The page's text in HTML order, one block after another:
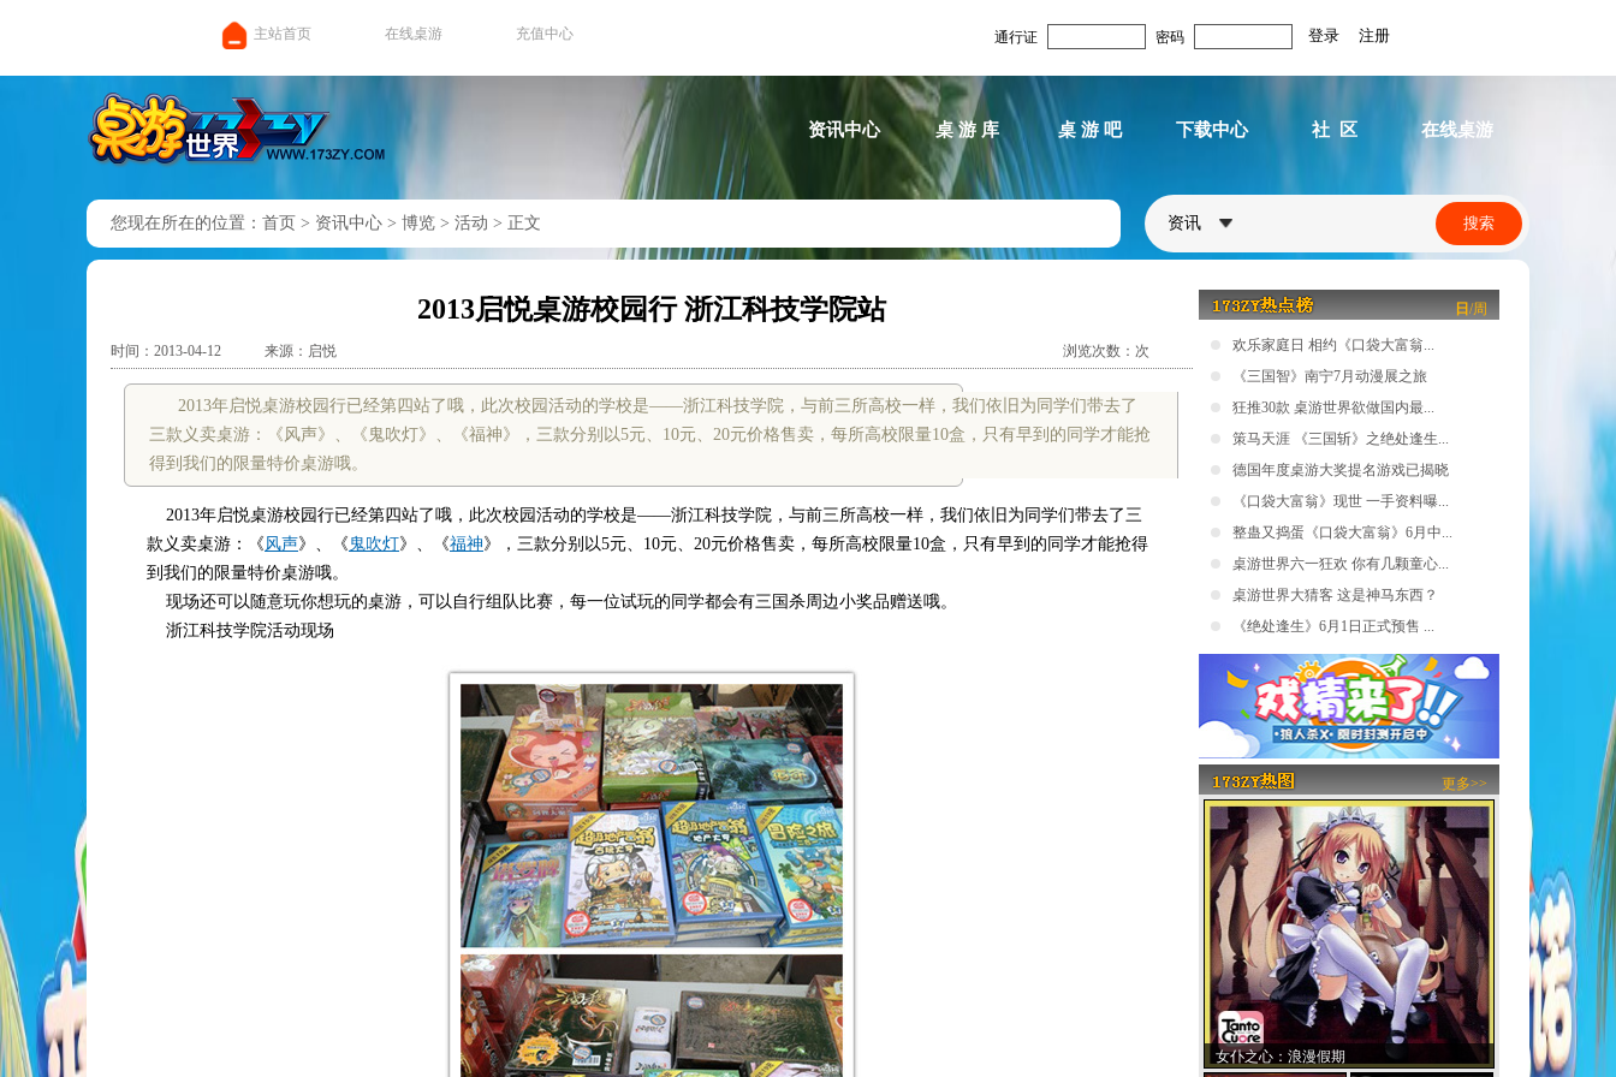
主站首页 在线桌游 充值中心 通行证 密码
资讯中心 桌 游 库 桌 游 吧 下载中心 社 区 在线桌游
您现在所在的位置： 首页 > 资讯中心 > 博览 > 活动 > 正文 资讯
2013启悦桌游校园行 浙江科技学院站
时间：2013-04-12 来源：启悦 浏览次数： 次
2013年启悦桌游校园行已经第四站了哦，此次校园活动的学校是——浙江科技学院，与前三所高校一样，我们依旧为同学们带去了
三款义卖桌游：《风声》、《鬼吹灯》、《福神》，三款分别以5元、10元、20元价格售卖，每所高校限量10盒，只有早到的同学才能抢
得到我们的限量特价桌游哦。
2013年启悦桌游校园行已经第四站了哦，此次校园活动的学校是——浙江科技学院，与前三所高校一样，我们依旧为同学们带去了三
款义卖桌游：《风声》、《 鬼吹灯》、《福神》，三款分别以5元、10元、20元价格售卖，每所高校限量10盒，只有早到的同学才能抢得
到我们的限量特价桌游哦。
现场还可以随意玩你想玩的桌游，可以自行组队比赛，每一位试玩的同学都会有三国杀周边小奖品赠送哦。
浙江科技学院活动现场
日 /周
欢乐家庭日 相约《口袋大富翁...
《三国智》南宁7月动漫展之旅
狂推30款 桌游世界欲做国内最...
策马天涯 《三国斩》之绝处逢生...
德国年度桌游大奖提名游戏已揭晓
《口袋大富翁》现世 一手资料曝...
整蛊又捣蛋《口袋大富翁》6月中...
桌游世界六一狂欢 你有几颗童心...
桌游世界大猜客 这是神马东西？
《绝处逢生》6月1日正式预售 ...
更多>>
女仆之心：浪漫假期